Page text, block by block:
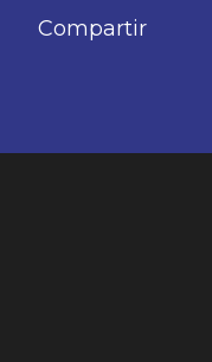
Compartir